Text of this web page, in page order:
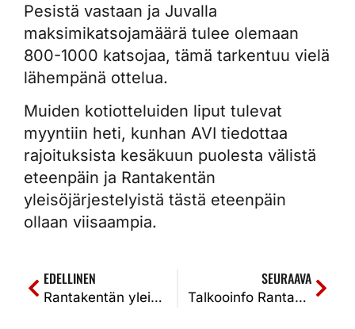
Pesistä vastaan ja Juvalla
maksimikatsojamäärä tulee olemaan
800-1000 katsojaa, tämä tarkentuu vielä
lähempänä ottelua.
Muiden kotiotteluiden liput tulevat
myyntiin heti, kunhan AVI tiedottaa
rajoituksista kesäkuun puolesta välistä
eteenpäin ja Rantakentän
yleisöjärjestelyistä tästä eteenpäin
ollaan viisaampia.
EDELLINEN
Rantakentän yleisöjärjestelyihin muutoksia – katsomoihin voidaan ottaa 1500 ihmistä
SEURAAVA
Talkooinfo Rantakentällä keskiviikkona 26.5. kello 17